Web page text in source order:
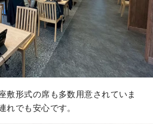
敷形式の席も多数用意されていま
れでも安心です。